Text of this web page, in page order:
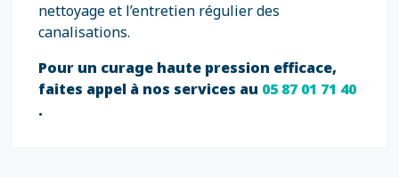
nettoyage et l’entretien régulier des
canalisations.
Pour un curage haute pression efficace,
faites appel à nos services au 05 87 01 71 40
.